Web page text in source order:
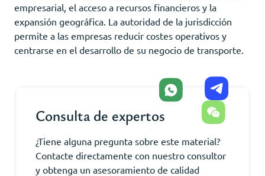
empresarial, el acceso a recursos financieros y la
expansión geográfica. La autoridad de la jurisdicción
permite a las empresas reducir costes operativos y
centrarse en el desarrollo de su negocio de transporte.
Consulta de expertos
¿Tiene alguna pregunta sobre este material?
Contacte directamente con nuestro consultor
y obtenga un asesoramiento de calidad